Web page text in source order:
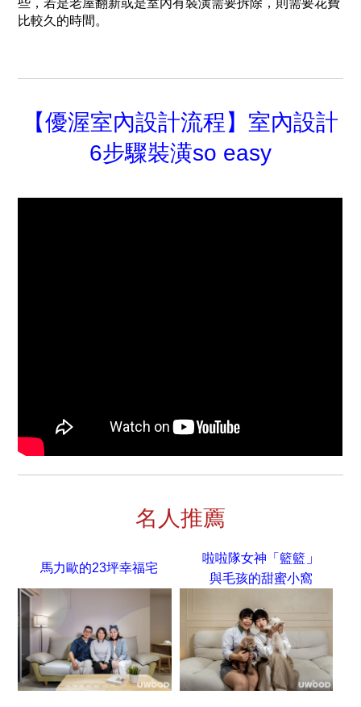
些，若是老屋翻新或是室內有裝潢需要拆除，則需要花費
比較久的時間。
【優渥室內設計流程】室內設計
6步驟裝潢so easy
名人推薦
馬力歐的23坪幸福宅
啦啦隊女神「籃籃 」
與毛孩的甜蜜小窩